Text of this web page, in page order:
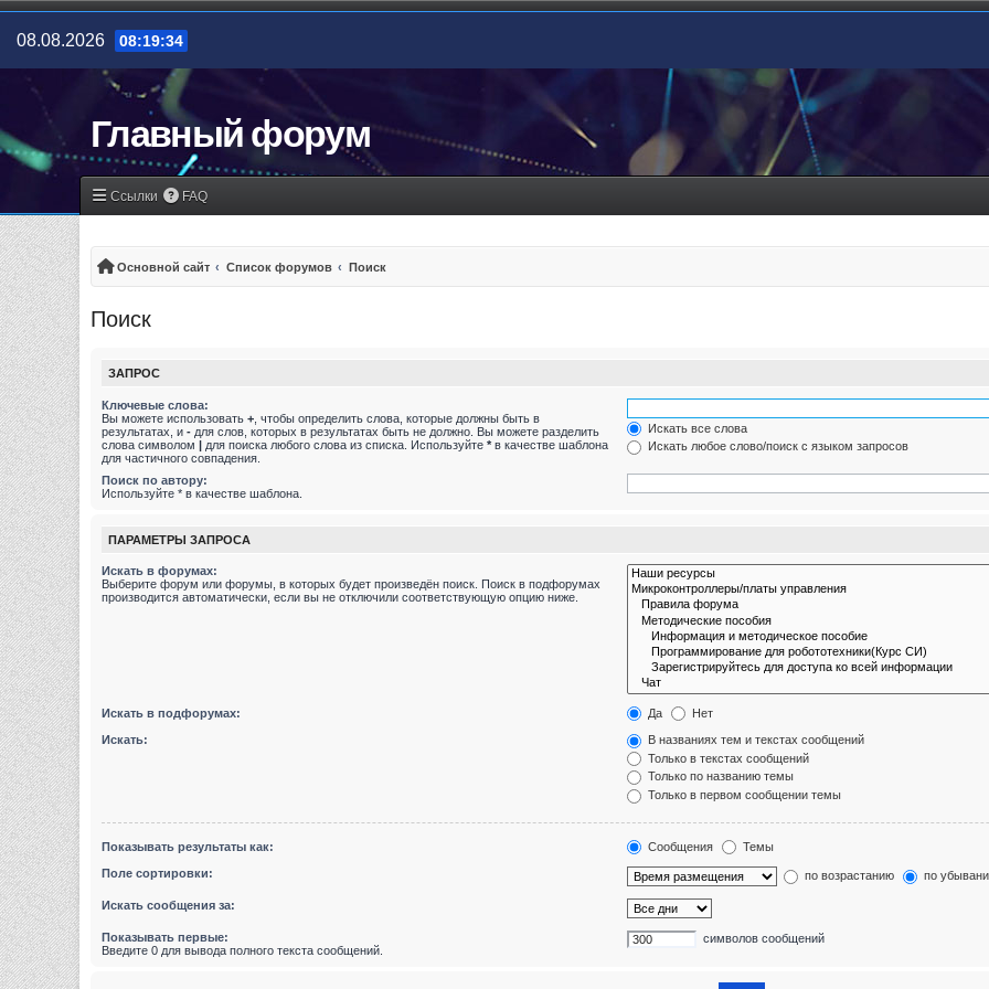
08.08.2026 08:19:34
Главный форум
Ссылки FAQ
Основной сайт Список форумов Поиск
Поиск
ЗАПРОС
Ключевые слова:
Вы можете использовать + , чтобы определить слова, которые должны быть в
результатах, и - для слов, которых в результатах быть не должно. Вы можете разделить
слова символом | для поиска любого слова из списка. Используйте *в качестве шаблона
для частичного совпадения.
Искать все слова
Искать любое слово/поиск с языком запросов
Поиск по автору:
Используйте * в качестве шаблона.
ПАРАМЕТРЫ ЗАПРОСА
Искать в форумах:
Выберите форум или форумы, в которых будет произведён поиск. Поиск в подфорумах
производится автоматически, если вы не отключили соответствующую опцию ниже.
Искать в подфорумах: Да Нет
Искать:
В названиях тем и текстах сообщений
Только в текстах сообщений
Только по названию темы
Только в первом сообщении темы
Показывать результаты как: Сообщения Темы
Поле сортировки: по возрастанию по
Искать сообщения за:
Показывать первые:
Введите 0 для вывода полного текста сообщений.
символов сообщений